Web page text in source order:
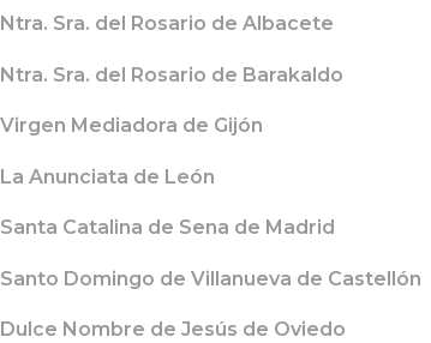
Ntra. Sra. del Rosario de Albacete
Ntra. Sra. del Rosario de Barakaldo
Virgen Mediadora de Gijón
La Anunciata de León
Santa Catalina de Sena de Madrid
Santo Domingo de Villanueva de Castellón
Dulce Nombre de Jesús de Oviedo